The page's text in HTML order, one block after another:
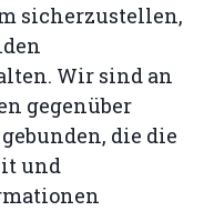
sicherzustellen,
Wir sind an
gegenüber
die die
und